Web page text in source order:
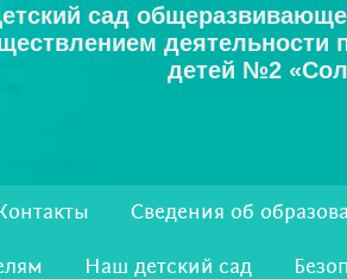
сад
деятельности
детей №2
8-
57-
Сведения об
Наш детский сад